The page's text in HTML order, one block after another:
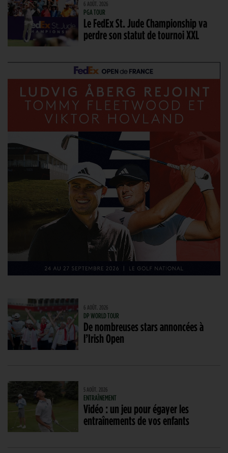
6 AOÛT. 2026
PGA TOUR
Le FedEx St. Jude Championship va
perdre son statut de tournoi XXL
6 AOÛT. 2026
DP WORLD TOUR
De nombreuses stars annoncées à
l’Irish Open
5 AOÛT. 2026
ENTRAÎNEMENT
Vidéo : un jeu pour égayer les
entraînements de vos enfants